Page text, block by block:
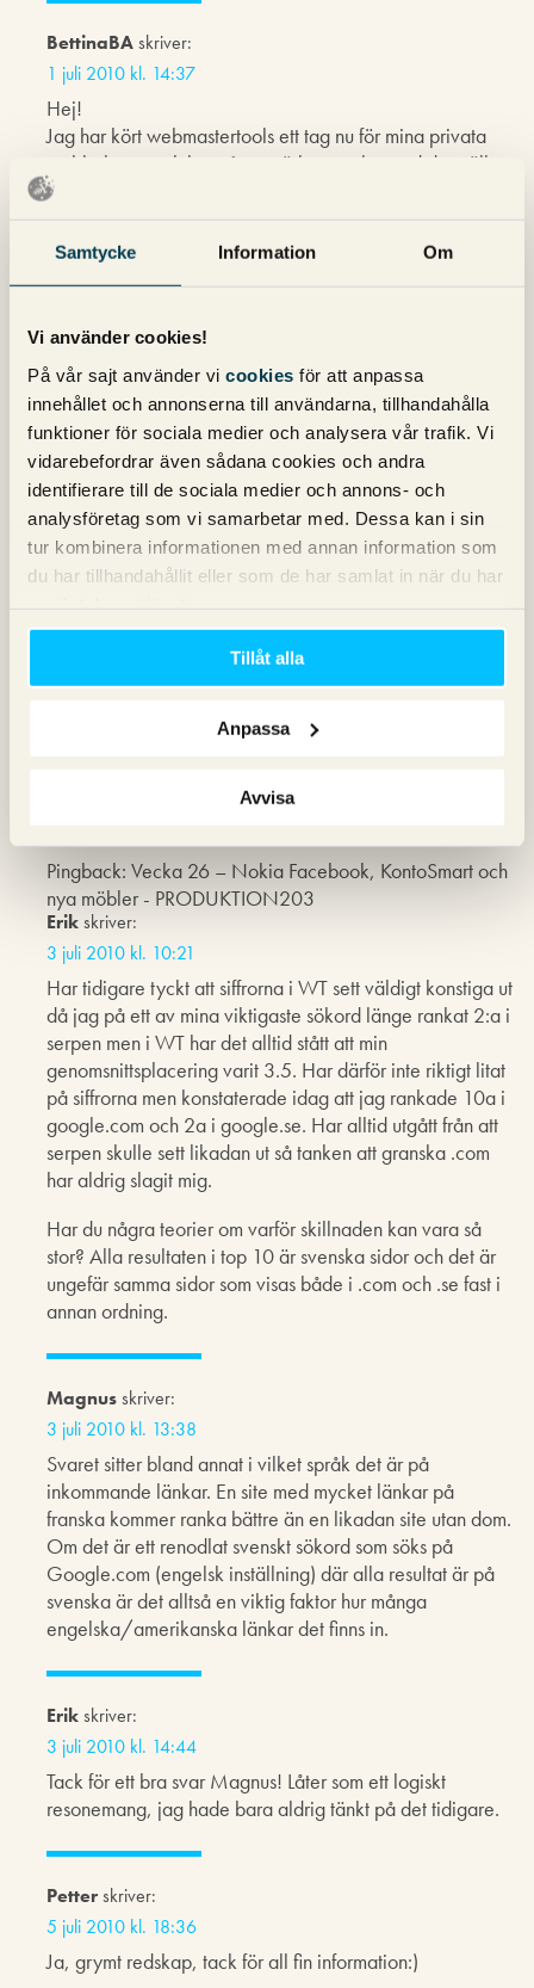
Samtycke Information Om
Vi använder cookies!
På vår sajt använder vi cookies för att anpassa
innehållet och annonserna till användarna, tillhandahålla
funktioner för sociala medier och analysera vår trafik. Vi
vidarebefordrar även sådana cookies och andra
identifierare till de sociala medier och annons- och
analysföretag som vi samarbetar med. Dessa kan i sin
tur kombinera informationen med annan information som
du har tillhandahållit eller som de har samlat in när du har
Tillåt alla
Anpassa
Avvisa
BettinaBAskriver:
1 juli 2010 kl. 14:37
Hej!
Jag har kört webmastertools ett tag nu för mina privata
webbplatser och har nått utmärkta resultat vad det gäller
sökbarhet och ”unikitet” gällande sökord.
Dock förstår jag inte skillnaden på visning och klick. Var
finns manualen för hur man skall tolka det man ser?
1 juli 2010 kl. 17:04
Funktionen som mäter webbsidans prestanda är grym.
Något som fler borde kika på.
Michael
skriver:
2 juli 2010 kl. 12:31
Visning innebär att din webbsajt synts på en sökning på
Pingback: Vecka 26 – Nokia Facebook, KontoSmart och
nya möbler - PRODUKTION203
Erikskriver:
3 juli 2010 kl. 10:21
Har tidigare tyckt att siffrorna i WT sett väldigt konstiga ut
då jag på ett av mina viktigaste sökord länge rankat 2:a i
serpen men i WT har det alltid stått att min
genomsnittsplacering varit 3.5. Har därför inte riktigt litat
på siffrorna men konstaterade idag att jag rankade 10a i
google.com och 2a i google.se. Har alltid utgått från att
serpen skulle sett likadan ut så tanken att granska .com
har aldrig slagit mig.
Har du några teorier om varför skillnaden kan vara så
stor? Alla resultaten i top 10 är svenska sidor och det är
ungefär samma sidor som visas både i .com och .se fast i
annan ordning.
Magnusskriver:
3 juli 2010 kl. 13:38
Svaret sitter bland annat i vilket språk det är på
inkommande länkar. En site med mycket länkar på
franska kommer ranka bättre än en likadan site utan dom.
Om det är ett renodlat svenskt sökord som söks på
Google.com (engelsk inställning) där alla resultat är på
svenska är det alltså en viktig faktor hur många
engelska/amerikanska länkar det finns in.
Erikskriver:
3 juli 2010 kl. 14:44
Tack för ett bra svar Magnus! Låter som ett logiskt
resonemang, jag hade bara aldrig tänkt på det tidigare.
Petterskriver:
5 juli 2010 kl. 18:36
Ja, grymt redskap, tack för all fin information:)